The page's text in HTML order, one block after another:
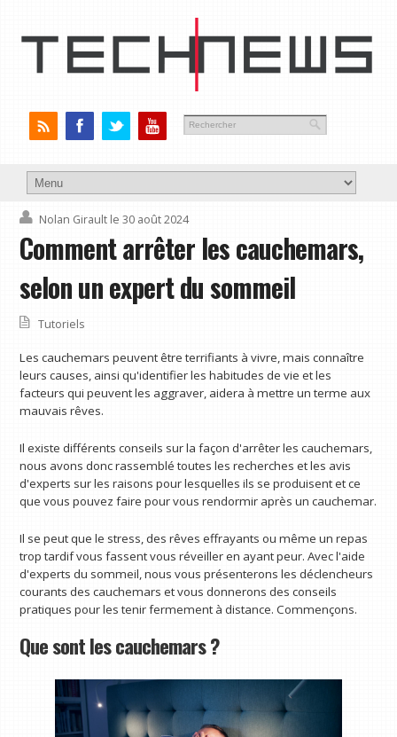
Nolan Girault le 30 août 2024
Comment arrêter les cauchemars,
selon un expert du sommeil
Tutoriels
Les cauchemars peuvent être terrifiants à vivre, mais connaître
leurs causes, ainsi qu'identifier les habitudes de vie et les
facteurs qui peuvent les aggraver, aidera à mettre un terme aux
mauvais rêves.
Il existe différents conseils sur la façon d'arrêter les cauchemars,
nous avons donc rassemblé toutes les recherches et les avis
d'experts sur les raisons pour lesquelles ils se produisent et ce
que vous pouvez faire pour vous rendormir après un cauchemar.
Il se peut que le stress, des rêves effrayants ou même un repas
trop tardif vous fassent vous réveiller en ayant peur. Avec l'aide
d'experts du sommeil, nous vous présenterons les déclencheurs
courants des cauchemars et vous donnerons des conseils
pratiques pour les tenir fermement à distance. Commençons.
Que sont les cauchemars ?